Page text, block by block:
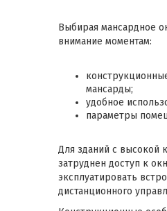
Выбирая мансардное
внимание моментам:
мансарды;
удобное
параметры
Для зданий с высокой
затруднен доступ к
эксплуатировать
дистанционного